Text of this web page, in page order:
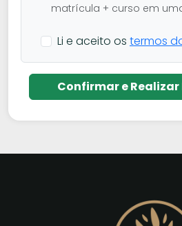
matrícula + curso em
Li e aceito os termos
Confirmar e